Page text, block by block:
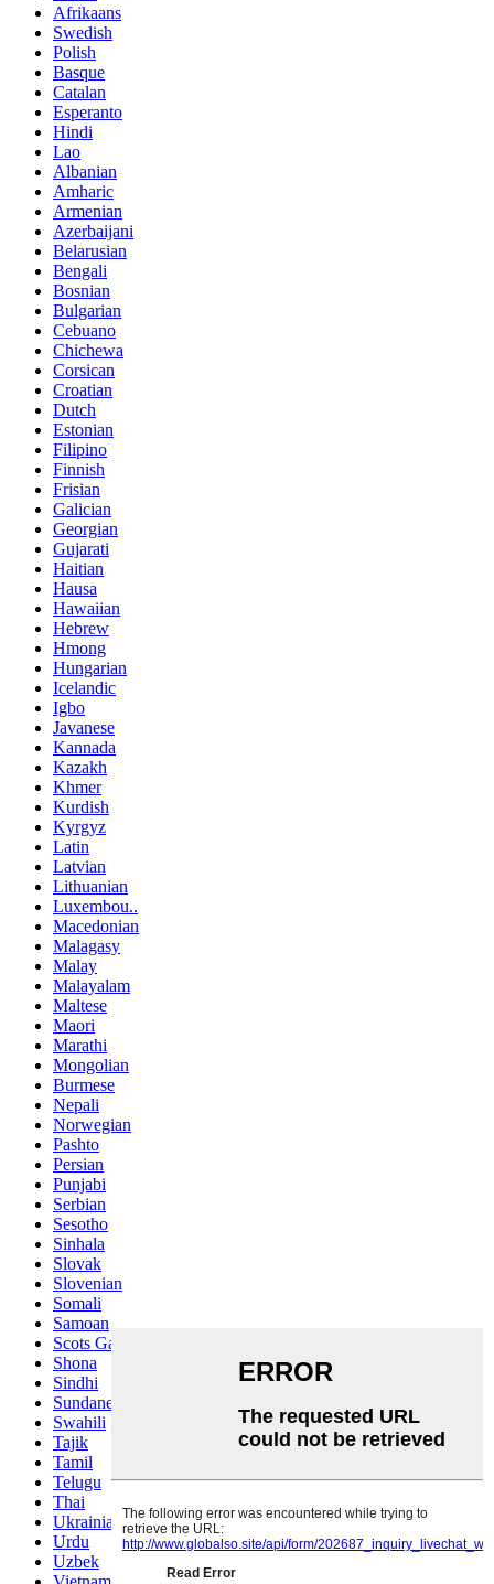
Afrikaans
Swedish
Polish
Basque
Catalan
Esperanto
Hindi
Lao
Albanian
Amharic
Armenian
Azerbaijani
Belarusian
Bengali
Bosnian
Bulgarian
Cebuano
Chichewa
Corsican
Croatian
Dutch
Estonian
Filipino
Finnish
Frisian
Galician
Georgian
Gujarati
Haitian
Hausa
Hawaiian
Hebrew
Hmong
Hungarian
Icelandic
Igbo
Javanese
Kannada
Kazakh
Khmer
Kurdish
Kyrgyz
Latin
Latvian
Lithuanian
Luxembou..
Macedonian
Malagasy
Malay
Malayalam
Maltese
Maori
Marathi
Mongolian
Burmese
Nepali
Norwegian
Pashto
Persian
Punjabi
Serbian
Sesotho
Sinhala
Slovak
Slovenian
Somali
Samoan
Scots Gaelic
Shona
Sindhi
Sundanese
Swahili
Tajik
Tamil
Telugu
Thai
Ukrainian
Urdu
Uzbek